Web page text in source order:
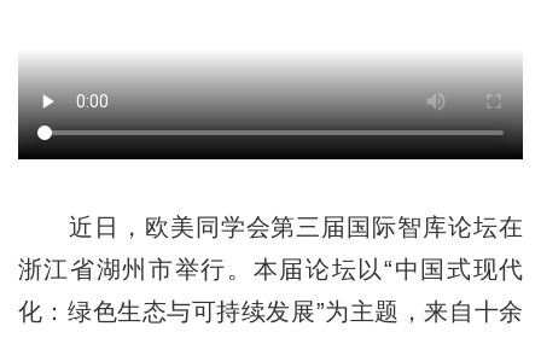
近日，欧美同学会第三届国际智库论坛在
浙江省湖州市举行。本届论坛以“中国式现代
化：绿色生态与可持续发展”为主题，来自十余